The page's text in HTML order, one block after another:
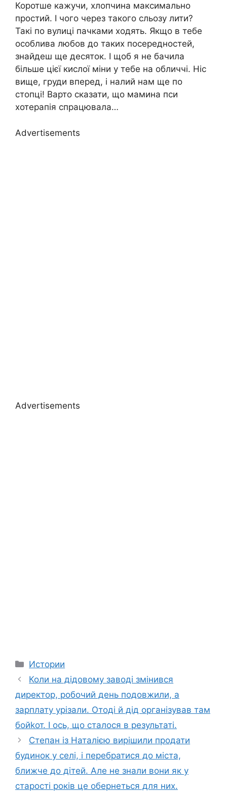
Коротше кажучи, хлопчина максимально
простий. І чого через такого сльозу лити?
Такі по вулиці пачками ходять. Якщо в тебе
особлива любов до таких посередностей,
знайдеш ще десяток. І щоб я не бачила
більше цієї кислої міни у тебе на обличчі. Ніс
вище, груди вперед, і налий нам ще по
стопці! Варто сказати, що мамина пси
хотерапія спрацювала…
Advertisements
Advertisements
Categories
Истории
Коли на дідовому заводі змінився
директор, робочий день подовжили, а
зарплату урізали. Отоді й дід організував там
бойkот. І ось, що сталося в результаті.
Степан із Наталією вирішили продати
будинок у селі, і перебратися до міста,
ближче до дітей. Але не знали вони як у
старості років це обернеться для них.